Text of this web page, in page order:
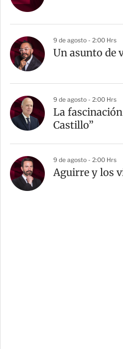
9 de agosto - 2:00 Hrs
Un asunto de
9 de agosto - 2:00 Hrs
La
Castillo”
9 de agosto - 2:00 Hrs
Aguirre y los